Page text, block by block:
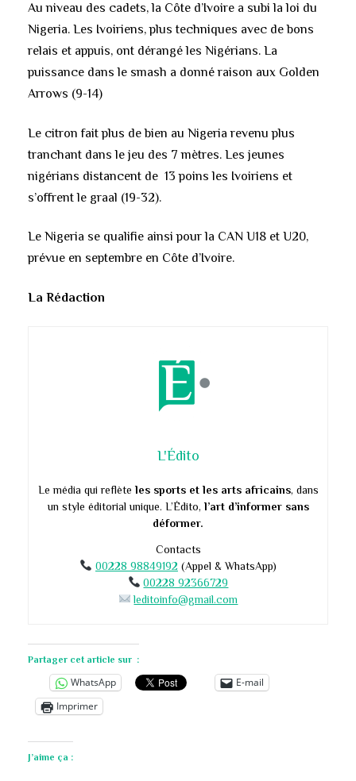
Au niveau des cadets, la Côte d’Ivoire a subi la loi du
Nigeria. Les Ivoiriens, plus techniques avec de bons
relais et appuis, ont dérangé les Nigérians. La
puissance dans le smash a donné raison aux Golden
Arrows (9-14)
Le citron fait plus de bien au Nigeria revenu plus
tranchant dans le jeu des 7 mètres. Les jeunes
nigérians distancent de 13 poins les Ivoiriens et
s’offrent le graal (19-32).
Le Nigeria se qualifie ainsi pour la CAN U18 et U20,
prévue en septembre en Côte d’Ivoire.
La Rédaction
L'Édito
Le média qui reflète les sports et les arts africains, dans
un style éditorial unique. L’Édito, l’art d’informer sans
déformer.
Contacts
00228 98849192 (Appel & WhatsApp)
00228 92366729
leditoinfo@gmail.com
Partager cet article sur :
WhatsApp
E-mail
Imprimer
J’aime ça :